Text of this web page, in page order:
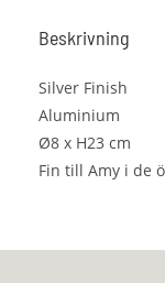
Beskrivning
Silver Finish
Aluminium
Ø8 x H23 cm
Fin till Amy i de